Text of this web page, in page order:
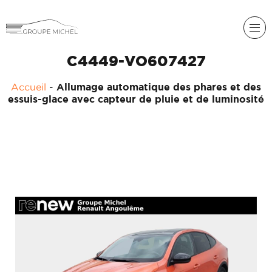
RENAULT
ALPINE
C4449-VO607427
Accueil - Allumage automatique des phares et des
essuis-glace avec capteur de pluie et de luminosité